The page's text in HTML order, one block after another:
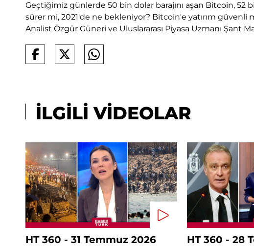
Geçtiğimiz günlerde 50 bin dolar barajını aşan Bitcoin,
sürer mi, 2021'de ne bekleniyor? Bitcoin'e yatırım
Analist Özgür Güneri ve Uluslararası Piyasa Uzmanı Şant
İLGİLİ VİDEOLAR
HT 360 - 31 Temmuz 2026
HT 360 - 28